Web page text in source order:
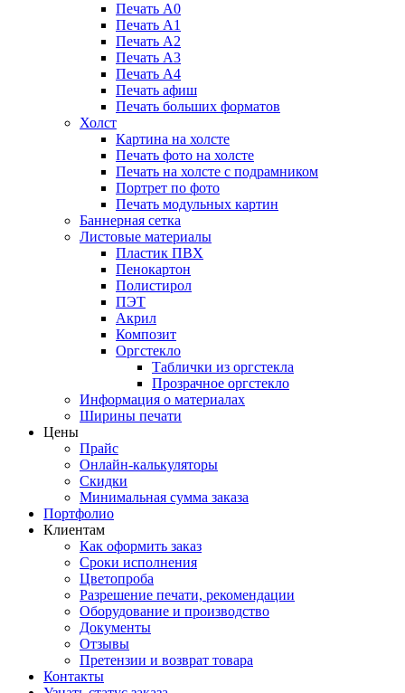
Печать А0
Печать А1
Печать А2
Печать А3
Печать А4
Печать афиш
Печать больших форматов
Холст
Картина на холсте
Печать фото на холсте
Печать на холсте с подрамником
Портрет по фото
Печать модульных картин
Баннерная сетка
Листовые материалы
Пластик ПВХ
Пенокартон
Полистирол
ПЭТ
Акрил
Композит
Оргстекло
Таблички из оргстекла
Прозрачное оргстекло
Информация о материалах
Ширины печати
Цены
Прайс
Онлайн-калькуляторы
Скидки
Минимальная сумма заказа
Портфолио
Клиентам
Как оформить заказ
Сроки исполнения
Цветопроба
Разрешение печати, рекомендации
Оборудование и производство
Документы
Отзывы
Претензии и возврат товара
Контакты